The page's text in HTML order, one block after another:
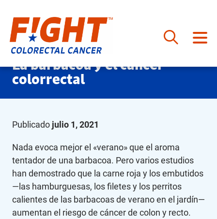
Saltar
al
contenido
La barbacoa y el cáncer
colorrectal
Publicado julio 1, 2021
Nada evoca mejor el «verano» que el aroma
tentador de una barbacoa. Pero varios estudios
han demostrado que la carne roja y los embutidos
—las hamburguesas, los filetes y los perritos
calientes de las barbacoas de verano en el jardín—
aumentan el riesgo de cáncer de colon y recto.